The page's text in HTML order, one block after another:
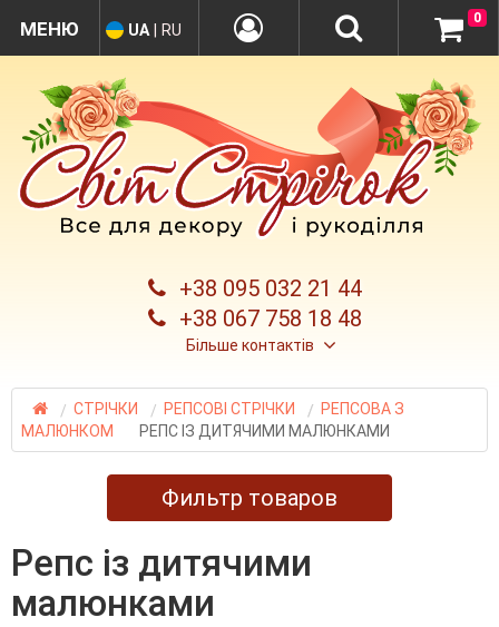
+38 095 032 21 44
+38 067 758 18 48
Більше контактів
UA RU
0
СТРІЧКИ РЕПСОВІ СТРІЧКИ
РЕПСОВА З
МАЛЮНКОМ
РЕПС ІЗ ДИТЯЧИМИ МАЛЮНКАМИ
Фильтр товаров
репс із дитячими
малюнками